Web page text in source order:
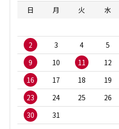
日
月 火 水
2
3 4 5
9
10 11 12
16
17 18 19
23
24 25 26
30
31